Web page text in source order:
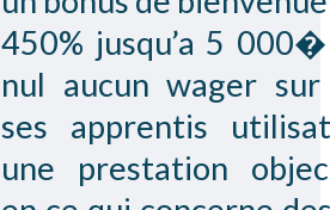
450% jusqu’a 5
nul aucun wager
ses apprentis
une prestation